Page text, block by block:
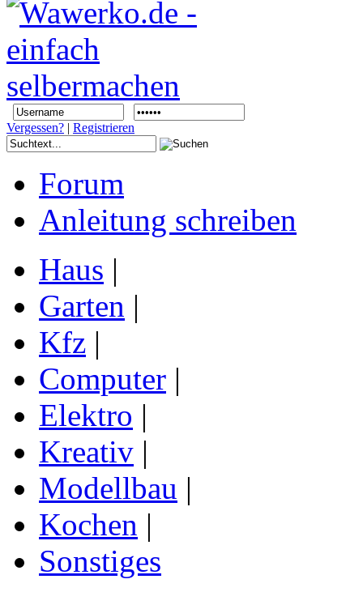
Vergessen? | Registrieren
Forum
Anleitung schreiben
Haus |
Garten |
Kfz |
Computer |
Elektro |
Kreativ |
Modellbau |
Kochen |
Sonstiges